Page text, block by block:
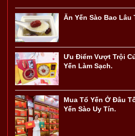
Ăn Yến Sào Bao Lâu
Ưu Điểm Vượt Trội
Yến Làm Sạch.
Mua Tổ Yến Ở Đâu
Yến Sào Uy Tín.